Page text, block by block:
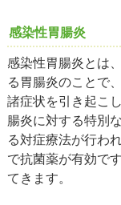
感染性胃腸炎
感染性胃腸炎とは
る胃腸炎のことで
諸症状を引き起こ
腸炎に対する特別
る対症療法が行わ
で抗菌薬が有効で
てきます。